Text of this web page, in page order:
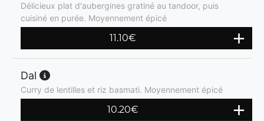
Délicieux plat d'aubergines gratiné au tandoor, puis
cuisiné en purée. Moyennement épicé
11.10€
Dal
Curry de lentilles et riz basmati. Moyennement épicé
10.20€